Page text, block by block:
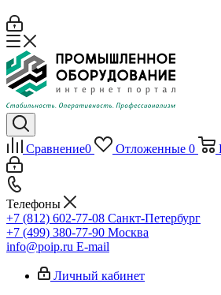
Сравнение0 Отложенные 0
Телефоны
+7 (812) 602-77-08 Санкт-Петербург
+7 (499) 380-77-90 Москва
info@poip.ru E-mail
Личный кабинет